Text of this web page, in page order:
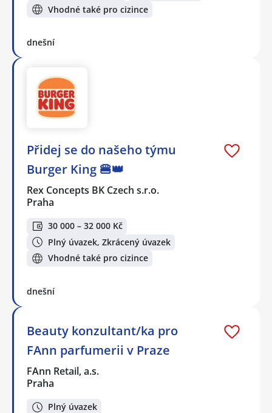
Vhodné také pro cizince
dnešní
Přidej se do našeho týmu
Burger King 🍔👑
Rex Concepts BK Czech s.r.o.
Praha
30 000 – 32 000 Kč
Plný úvazek, Zkrácený úvazek
Vhodné také pro cizince
dnešní
Beauty konzultant/ka pro
FAnn parfumerii v Praze
FAnn Retail, a.s.
Praha
Plný úvazek